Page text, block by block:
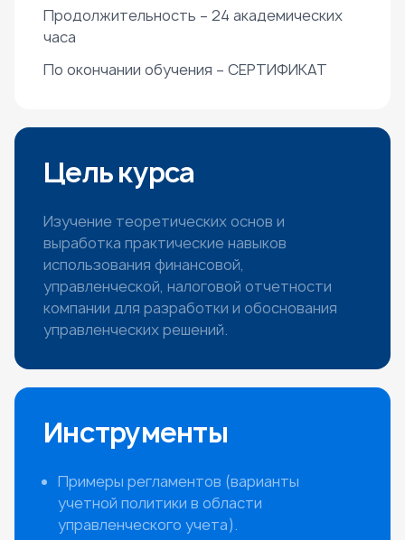
Продолжительность – 24 академических
часа
По окончании обучения – СЕРТИФИКАТ
Цель курса
Изучение теоретических основ и
выработка практические навыков
использования финансовой,
управленческой, налоговой отчетности
компании для разработки и обоснования
управленческих решений.
Инструменты
Примеры регламентов (варианты
учетной политики в области
управленческого учета).